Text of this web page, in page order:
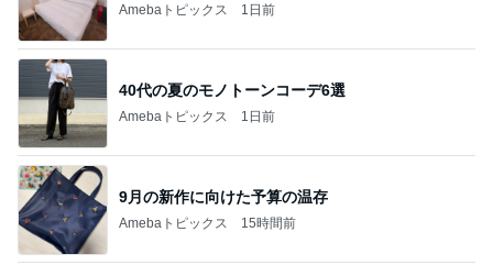
Amebaトピックス 1日前
40代の夏のモノトーンコーデ6選
Amebaトピックス 1日前
9月の新作に向けた予算の温存
Amebaトピックス 15時間前